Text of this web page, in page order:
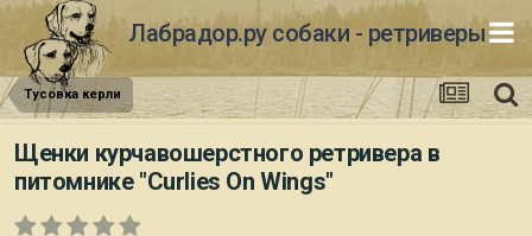
Лабрадор.ру собаки - ретриверы
Тусовка керли
Щенки курчавошерстного ретривера в
питомнике "Curlies On Wings"